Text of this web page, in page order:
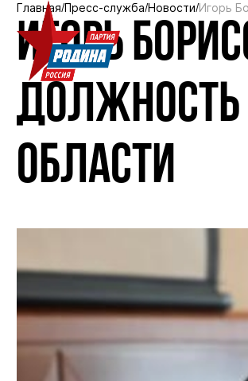
Главная Пресс-служба Новости Игорь
ИГОРЬ
ДОЛЖНОСТЬ
ОБЛАСТИ